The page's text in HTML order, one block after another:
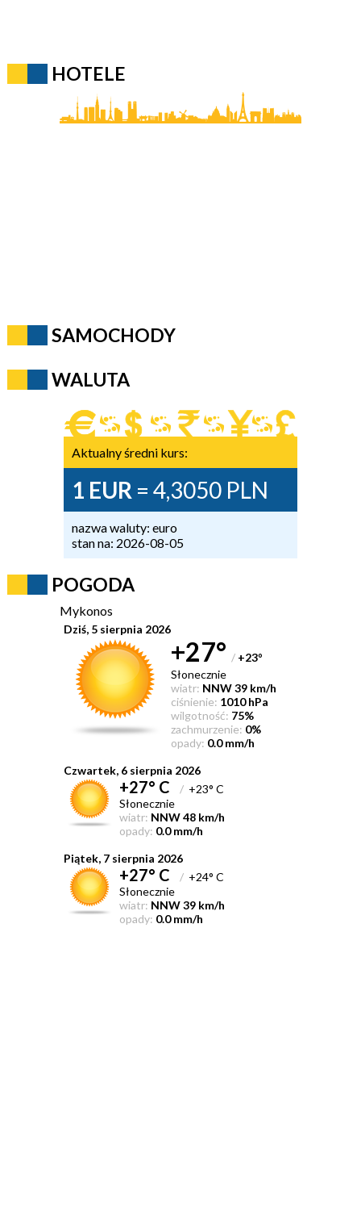
HOTELE
SAMOCHODY
WALUTA
Aktualny średni kurs:
1 EUR = 4,3050 PLN
nazwa waluty: euro
stan na: 2026-08-05
POGODA
Mykonos
Dziś, 5 sierpnia 2026
+27° / +23°
Słonecznie
wiatr: NNW 39 km/h
ciśnienie: 1010 hPa
wilgotność: 75%
zachmurzenie: 0%
opady: 0.0 mm/h
Czwartek, 6 sierpnia 2026
+27° C /+23° C
Słonecznie
wiatr: NNW 48 km/h
opady: 0.0 mm/h
Piątek, 7 sierpnia 2026
+27° C /+24° C
Słonecznie
wiatr: NNW 39 km/h
opady: 0.0 mm/h